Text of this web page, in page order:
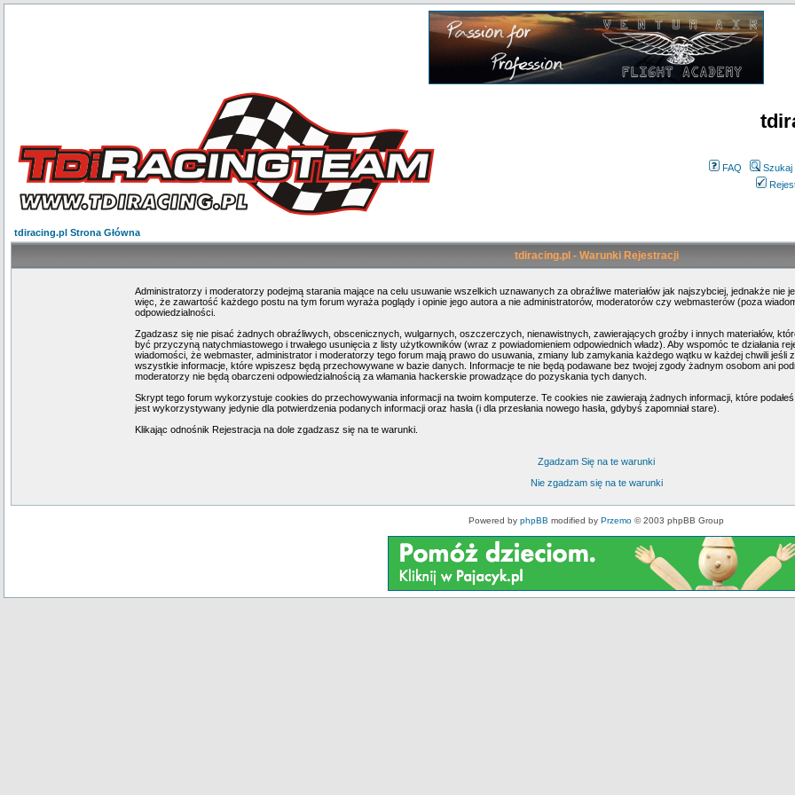
FAQ Szukaj
tdiracing.pl Strona Główna
tdiracing.pl - Warunki Rejestracji
Administratorzy i moderatorzy podejmą starania mające na celu usuwanie wszelkich uznawanych za obraźliwe materiałów jak najszybciej, jednakże nie
więc, że zawartość każdego postu na tym forum wyraża poglądy i opinie jego autora a nie administratorów, moderatorów czy webmasterów (poza
odpowiedzialności.
Zgadzasz się nie pisać żadnych obraźliwych, obscenicznych, wulgarnych, oszczerczych, nienawistnych, zawierających groźby i innych materiałów,
być przyczyną natychmiastowego i trwałego usunięcia z listy użytkowników (wraz z powiadomieniem odpowiednich władz). Aby wspomóc te działania
wiadomości, że webmaster, administrator i moderatorzy tego forum mają prawo do usuwania, zmiany lub zamykania każdego wątku w każdej chwili
wszystkie informacje, które wpiszesz będą przechowywane w bazie danych. Informacje te nie będą podawane bez twojej zgody żadnym osobom ani
moderatorzy nie będą obarczeni odpowiedzialnością za włamania hackerskie prowadzące do pozyskania tych danych.
Skrypt tego forum wykorzystuje cookies do przechowywania informacji na twoim komputerze. Te cookies nie zawierają żadnych informacji, które
jest wykorzystywany jedynie dla potwierdzenia podanych informacji oraz hasła (i dla przesłania nowego hasła, gdybyś zapomniał stare).
Klikając odnośnik Rejestracja na dole zgadzasz się na te warunki.
Zgadzam Się na te warunki
Nie zgadzam się na te warunki
Powered by phpBB modified by Przemo © 2003 phpBB Group